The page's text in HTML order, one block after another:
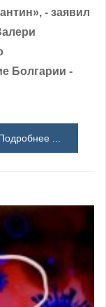
- заявил
Болгарии -
...